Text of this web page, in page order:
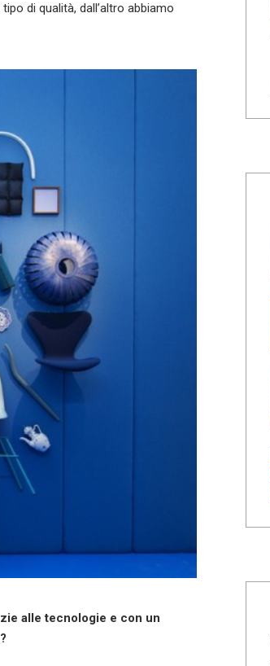
di qualità, dall’altro abbiamo
alle tecnologie e con un